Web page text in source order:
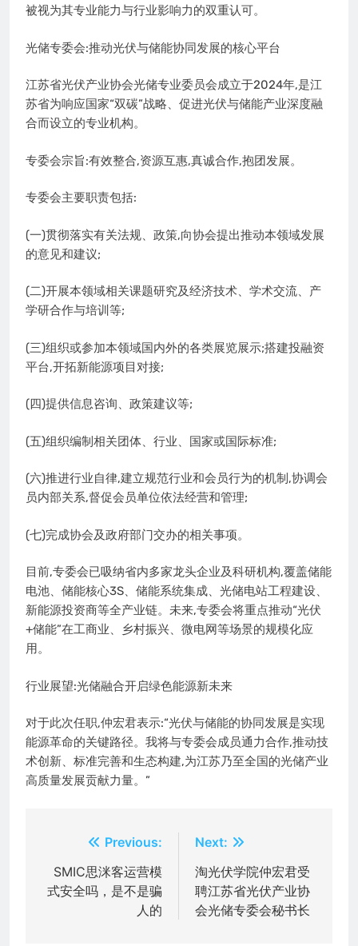
被视为其专业能力与行业影响力的双重认可。
光储专委会:推动光伏与储能协同发展的核心平台
江苏省光伏产业协会光储专业委员会成立于2024年,是江
苏省为响应国家“双碳”战略、促进光伏与储能产业深度融
合而设立的专业机构。
专委会宗旨:有效整合,资源互惠,真诚合作,抱团发展。
专委会主要职责包括:
(一)贯彻落实有关法规、政策,向协会提出推动本领域发展
的意见和建议;
(二)开展本领域相关课题研究及经济技术、学术交流、产
学研合作与培训等;
(三)组织或参加本领域国内外的各类展览展示;搭建投融资
平台,开拓新能源项目对接;
(四)提供信息咨询、政策建议等;
(五)组织编制相关团体、行业、国家或国际标准;
(六)推进行业自律,建立规范行业和会员行为的机制,协调会
员内部关系,督促会员单位依法经营和管理;
(七)完成协会及政府部门交办的相关事项。
目前,专委会已吸纳省内多家龙头企业及科研机构,覆盖储能
电池、储能核心3S、储能系统集成、光储电站工程建设、
新能源投资商等全产业链。未来,专委会将重点推动“光伏
+储能”在工商业、乡村振兴、微电网等场景的规模化应
用。
行业展望:光储融合开启绿色能源新未来
对于此次任职,仲宏君表示:“光伏与储能的协同发展是实现
能源革命的关键路径。我将与专委会成员通力合作,推动技
术创新、标准完善和生态构建,为江苏乃至全国的光储产业
高质量发展贡献力量。”
章
导
Previous:
SMIC思洣客运营模
式安全吗，是不是骗
人的
Next:
淘光伏学院仲宏君受
聘江苏省光伏产业协
会光储专委会秘书长